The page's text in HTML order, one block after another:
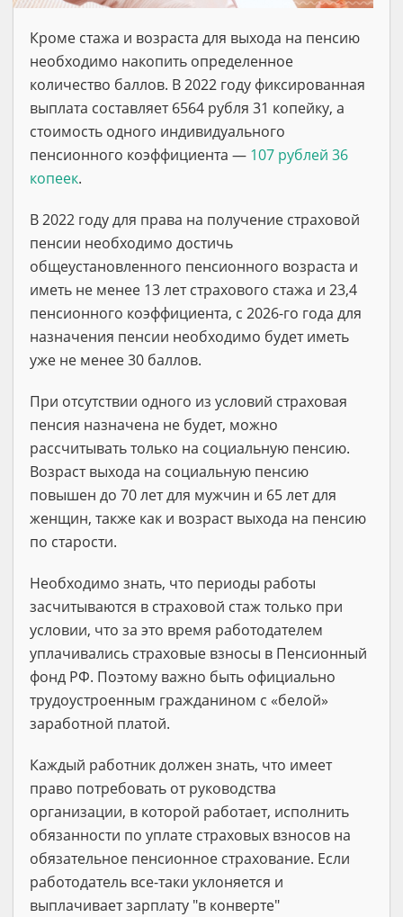
Кроме стажа и возраста для выхода на пенсию
необходимо накопить определенное
количество баллов. В 2022 году фиксированная
выплата составляет 6564 рубля 31 копейку, а
стоимость одного индивидуального
пенсионного коэффициента — 107 рублей 36
копеек.
В 2022 году для права на получение страховой
пенсии необходимо достичь
общеустановленного пенсионного возраста и
иметь не менее 13 лет страхового стажа и 23,4
пенсионного коэффициента, с 2026-го года для
назначения пенсии необходимо будет иметь
уже не менее 30 баллов.
При отсутствии одного из условий страховая
пенсия назначена не будет, можно
рассчитывать только на социальную пенсию.
Возраст выхода на социальную пенсию
повышен до 70 лет для мужчин и 65 лет для
женщин, также как и возраст выхода на пенсию
по старости.
Необходимо знать, что периоды работы
засчитываются в страховой стаж только при
условии, что за это время работодателем
уплачивались страховые взносы в Пенсионный
фонд РФ. Поэтому важно быть официально
трудоустроенным гражданином с «белой»
заработной платой.
Каждый работник должен знать, что имеет
право потребовать от руководства
организации, в которой работает, исполнить
обязанности по уплате страховых взносов на
обязательное пенсионное страхование. Если
работодатель все-таки уклоняется и
выплачивает зарплату "в конверте"